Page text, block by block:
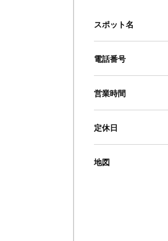
スポット名
電話番号
営業時間
定休日
地図